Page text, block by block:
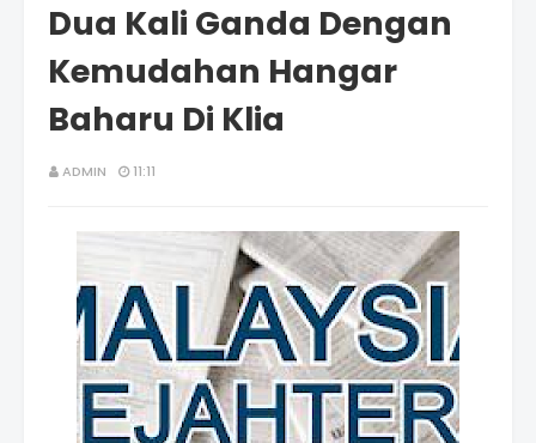
Dua Kali Ganda Dengan
Kemudahan Hangar
Baharu Di Klia
ADMIN 11:11